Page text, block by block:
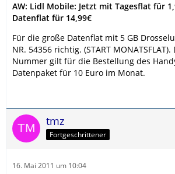
AW: Lidl Mobile: Jetzt mit Tagesflat für
Datenflat für 14,99€
Für die große Datenflat mit 5 GB
NR. 54356 richtig. (START
Nummer gilt für die Bestellung des
Datenpaket für 10 Euro im Monat.
tmz
Fortgeschrittener
16. Mai 2011 um 10:04